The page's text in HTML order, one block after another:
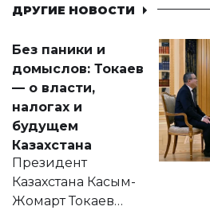
ДРУГИЕ НОВОСТИ
Без паники и
домыслов: Токаев
— о власти,
налогах и
будущем
Казахстана
Президент
Казахстана Касым-
Жомарт Токаев